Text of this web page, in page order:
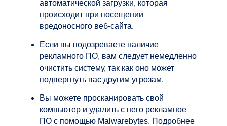
автоматической загрузки, которая
происходит при посещении
вредоносного веб-сайта.
Если вы подозреваете наличие
рекламного ПО, вам следует немедленно
очистить систему, так как оно может
подвергнуть вас другим угрозам.
Вы можете просканировать свой
компьютер и удалить с него рекламное
ПО с помощью Malwarebytes. Подробнее